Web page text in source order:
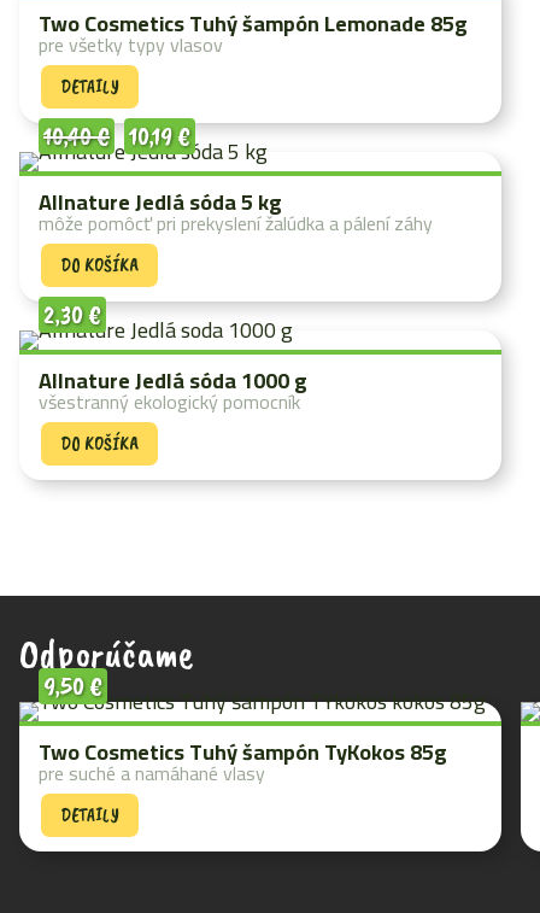
Two Cosmetics Tuhý šampón Lemonade 85g
pre všetky typy vlasov
DETAILY
Allnature Jedlá sóda 5 kg
10,40€ 10,19€
môže pomôcť pri prekyslení žalúdka a pálení záhy
DO KOŠÍKA
Allnature Jedlá sóda 1000 g
2,30€
všestranný ekologický pomocník
DO KOŠÍKA
Odporúčame
Two Cosmetics Tuhý šampón TyKokos 85g
9,50€
pre suché a namáhané vlasy
DETAILY